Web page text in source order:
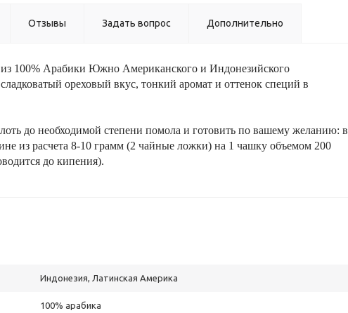
Отзывы Задать вопрос Дополнительно
из 100% Арабики Южно Американского и Индонезийского
ореховый вкус, тонкий аромат и оттенок специй в
до необходимой степени помола и готовить по вашему желанию: в
из расчета 8-10 грамм (2 чайные ложки) на 1 чашку объемом 200
до кипения).
Индонезия, Латинская Америка
100% арабика